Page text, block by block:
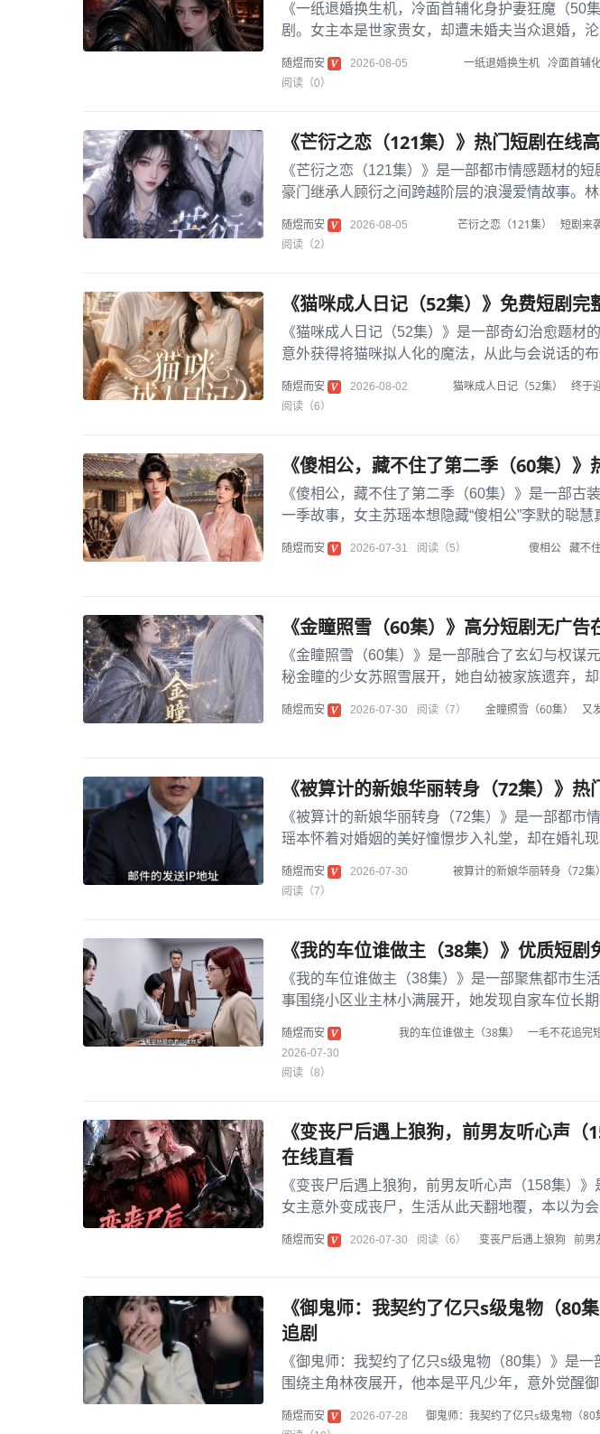
《一纸退婚换生机，冷面首辅化身护妻狂魔（50
剧。女主本是世家贵女，却遭未婚夫当众退婚，
一纸退婚换生机 冷面首辅
随煜而安
2026-08-05
阅读（0）
《芒衍之恋（121集）》热门短剧在线
《芒衍之恋（121集）》是一部都市情感题材的
豪门继承人顾衍之间跨越阶层的浪漫爱情故事。
芒衍之恋（121集） 短剧来
随煜而安
2026-08-05
阅读（2）
《猫咪成人日记（52集）》免费短剧完
《猫咪成人日记（52集）》是一部奇幻治愈题材
意外获得将猫咪拟人化的魔法，从此与会说话的布
猫咪成人日记（52集） 终于
随煜而安
2026-08-02
阅读（6）
《傻相公，藏不住了第二季（60集）
《傻相公，藏不住了第二季（60集）》是一部古
一季故事，女主苏瑶本想隐藏“傻相公”李默的聪
傻相公 藏不
随煜而安 2026-07-31 阅读（5）
《金瞳照雪（60集）》高分短剧无广告
《金瞳照雪（60集）》是一部融合了玄幻与权谋
秘金瞳的少女苏照雪展开，她自幼被家族遗弃，
金瞳照雪（60集） 又
随煜而安 2026-07-30 阅读（7）
《被算计的新娘华丽转身（72集）》
《被算计的新娘华丽转身（72集）》是一部都市
瑶本怀着对婚姻的美好憧憬步入礼堂，却在婚礼
被算计的新娘华丽转身（72集）
随煜而安
2026-07-30
阅读（7）
《我的车位谁做主（38集）》优质短剧
《我的车位谁做主（38集）》是一部聚焦都市生
事围绕小区业主林小满展开，她发现自家车位长
我的车位谁做主（38集） 一毛不花追完
随煜而安
2026-07-30
阅读（8）
《变丧尸后遇上狼狗，前男友听心声
在线直看
《变丧尸后遇上狼狗，前男友听心声（158集）》
女主意外变成丧尸，生活从此天翻地覆，本以为
变丧尸后遇上狼狗 前男
随煜而安 2026-07-30 阅读（6）
《御鬼师：我契约了亿只s级鬼物（80
追剧
《御鬼师：我契约了亿只s级鬼物（80集）》是
围绕主角林夜展开，他本是平凡少年，意外觉醒
御鬼师：我契约了亿只s级鬼物（80
随煜而安
2026-07-28